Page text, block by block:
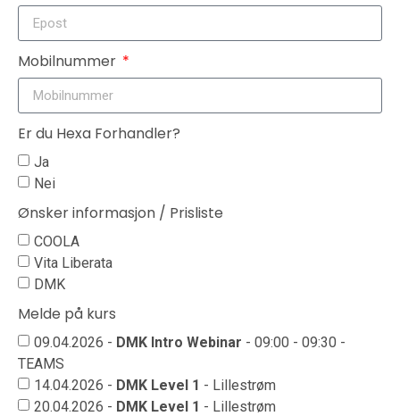
Mobilnummer
Er du Hexa Forhandler?
Ja
Nei
Ønsker informasjon / Prisliste
COOLA
Vita Liberata
DMK
Melde på kurs
09.04.2026 - DMK Intro Webinar - 09:00 - 09:30 -
TEAMS
14.04.2026 - DMK Level 1 - Lillestrøm
20.04.2026 - DMK Level 1 - Lillestrøm